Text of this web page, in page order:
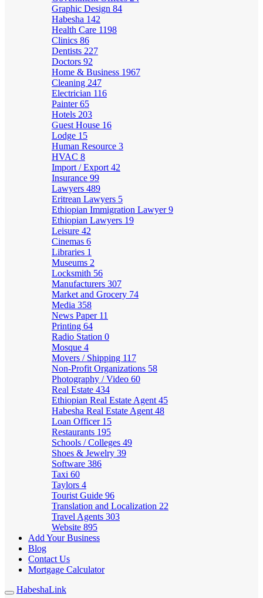
Graphic Design 84
Habesha 142
Health Care 1198
Clinics 86
Dentists 227
Doctors 92
Home & Business 1967
Cleaning 247
Electrician 116
Painter65
Hotels 203
Guest House 16
Lodge 15
Human Resource 3
HVAC 8
Import / Export 42
Insurance 99
Lawyers 489
Eritrean Lawyers 5
Ethiopian Immigration Lawyer9
Ethiopian Lawyers 19
Leisure 42
Cinemas 6
Libraries 1
Museums 2
Locksmith 56
Manufacturers 307
Market and Grocery 74
Media 358
News Paper 11
Printing 64
Radio Station 0
Mosque 4
Movers / Shipping 117
Non-Profit Organizations 58
Photography / Video 60
Real Estate 434
Ethiopian Real Estate Agent 45
Habesha Real Estate Agent 48
Loan Officer 15
Restaurants 195
Schools / Colleges 49
Shoes & Jewelry 39
Software 386
Taxi 60
Taylors 4
Tourist Guide 96
Translation and Localization 22
Travel Agents 303
Website 895
Add Your Business
Blog
Contact Us
Mortgage Calculator
HabeshaLink